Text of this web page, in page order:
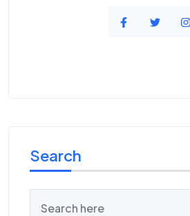
Search